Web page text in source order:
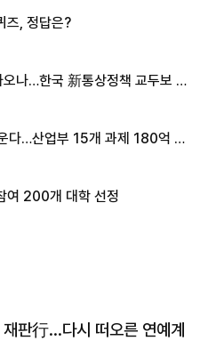
즈, 정답은?
나…한국 新통상정책 교두보 활
다…산업부 15개 과제 180억 지
여 200개 대학 선정
재판行…다시 떠오른 연예계